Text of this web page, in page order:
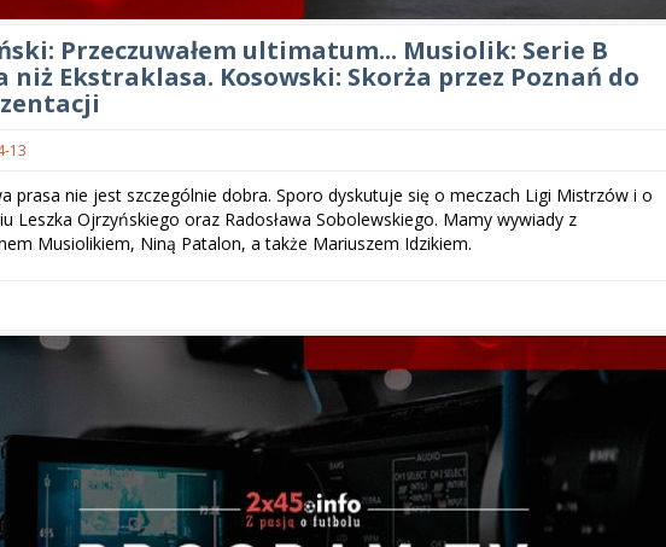
Przeczuwałem ultimatum... Musiolik: Serie B
niż Ekstraklasa. Kosowski: Skorża przez Poznań do
13
prasa nie jest szczególnie dobra. Sporo dyskutuje się o meczach Ligi Mistrzów i o
Leszka Ojrzyńskiego oraz Radosława Sobolewskiego. Mamy wywiady z
Musiolikiem, Niną Patalon, a także Mariuszem Idzikiem.